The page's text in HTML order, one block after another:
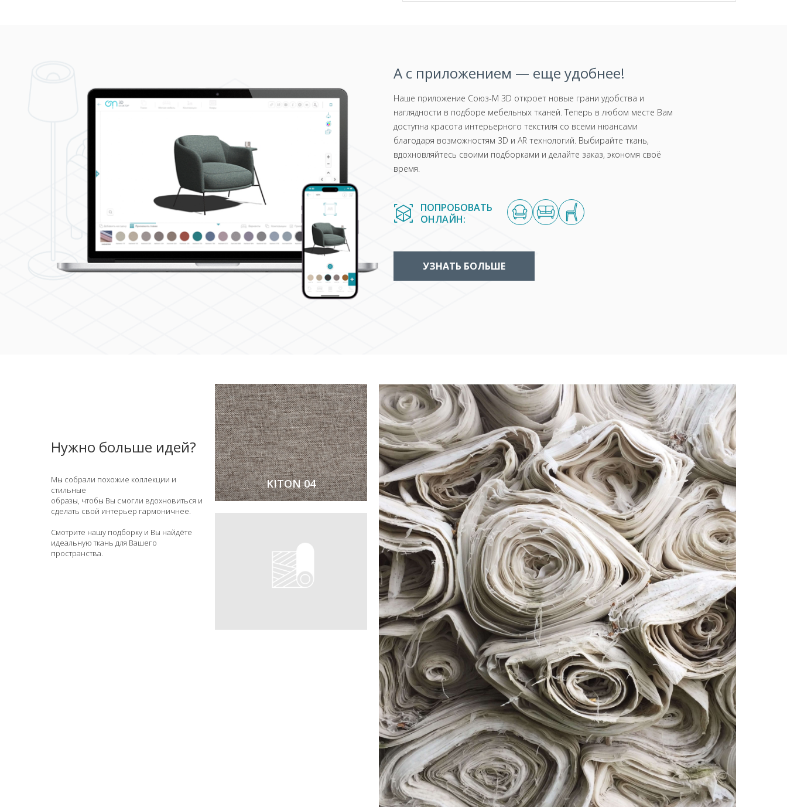
А с приложением — еще удобнее!
Наше приложение Союз-М 3D откроет новые грани удобства и
наглядности в подборе мебельных тканей. Теперь в любом месте Вам
доступна красота интерьерного текстиля со всеми нюансами
благодаря возможностям 3D и AR технологий. Выбирайте ткань,
вдохновляйтесь своими подборками и делайте заказ, экономя своё
время.
ПОПРОБОВАТЬ
ОНЛАЙН:
УЗНАТЬ БОЛЬШЕ
Нужно больше идей?
Мы собрали похожие коллекции и
стильные
образы, чтобы Вы смогли вдохновиться и
сделать свой интерьер гармоничнее.
Смотрите нашу подборку и Вы найдёте
идеальную ткань для Вашего
пространства.
KITON 04